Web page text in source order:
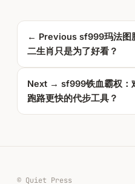
← Previous sf999玛法图
二生肖只是为了好看？
Next → sf999铁血霸权：
跑路更快的代步工具？
© Quiet Press